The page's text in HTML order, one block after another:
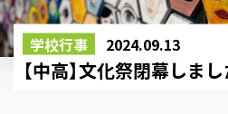
学校行事 2024.09.13
【中高】文化祭閉幕しまし